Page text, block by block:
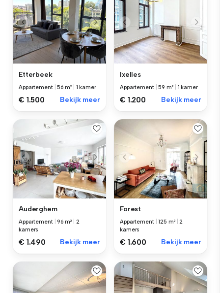
Etterbeek
Appartement |56 m² 1 kamer
€ 1.500 Bekijk meer
Ixelles
Appartement |59 m² 1 kamer
€ 1.200 Bekijk meer
Auderghem
Appartement |96 m²
2
kamers
€ 1.490 Bekijk meer
Forest
Appartement |125 m² |2
kamers
€ 1.600 Bekijk meer